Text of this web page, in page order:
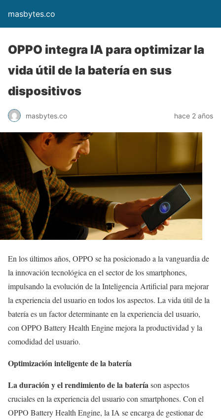
masbytes.co
OPPO integra IA para optimizar la
vida útil de la batería en sus
dispositivos
masbytes.co hace 2 años
En los últimos años, OPPO se ha posicionado a la vanguardia de
la innovación tecnológica en el sector de los smartphones,
impulsando la evolución de la Inteligencia Artificial para mejorar
la experiencia del usuario en todos los aspectos. La vida útil de la
batería es un factor determinante en la experiencia del usuario,
con OPPO Battery Health Engine mejora la productividad y la
comodidad del usuario.
Optimización inteligente de la batería
La duración y el rendimiento de la bateríason aspectos
cruciales en la experiencia del usuario con smartphones. Con el
OPPO Battery Health Engine, la IA se encarga de gestionar de